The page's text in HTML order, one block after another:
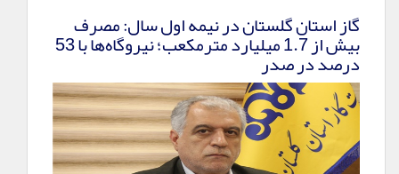
گاز استان گلستان در نیمه اول سال: مصرف
بیش از 1.7 میلیارد مترمکعب؛ نیروگاه‌ها با 53
درصد در صدر